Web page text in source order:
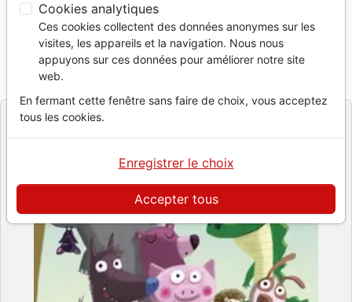
La rentrée des animaux
CARAIN NOE ET LE GOFF
RéférenceMIJ0280 EAN9782807702806
Editeur Mijade
Cookies analytiques
Ces cookies collectent des données anonymes sur les
visites, les appareils et la navigation. Nous nous
appuyons sur ces données pour améliorer notre site
web.
En fermant cette fenêtre sans faire de choix, vous acceptez
tous les cookies.
Accepter tous
Enregistrer le choix